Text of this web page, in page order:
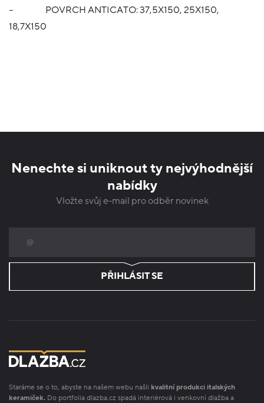
–
POVRCH ANTICATO: 37,5X150, 25X150,
18,7X150
Nenechte si uniknout ty nejvýhodnější
nabídky
Vložte svůj e-mail pro odběr novinek
PŘIHLÁSIT SE
Staráme se o to, abyste na našem webu našli kvalitní produkci italských
keramiček. Do portfolia dlazba.cz spadá interiérová i venkovní dlažba a